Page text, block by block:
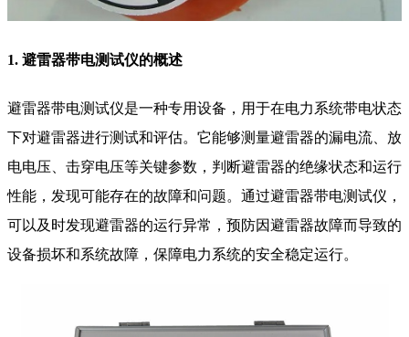
1. 避雷器带电测试仪的概述
避雷器带电测试仪是一种专用设备，用于在电力系统带电状态
下对避雷器进行测试和评估。它能够测量避雷器的漏电流、放
电电压、击穿电压等关键参数，判断避雷器的绝缘状态和运行
性能，发现可能存在的故障和问题。通过避雷器带电测试仪，
可以及时发现避雷器的运行异常，预防因避雷器故障而导致的
设备损坏和系统故障，保障电力系统的安全稳定运行。